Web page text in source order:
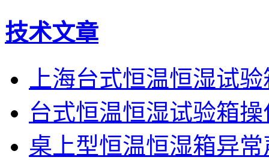
技术文章
上海台式恒温恒湿试
台式恒温恒湿试验箱
桌上型恒温恒湿箱异